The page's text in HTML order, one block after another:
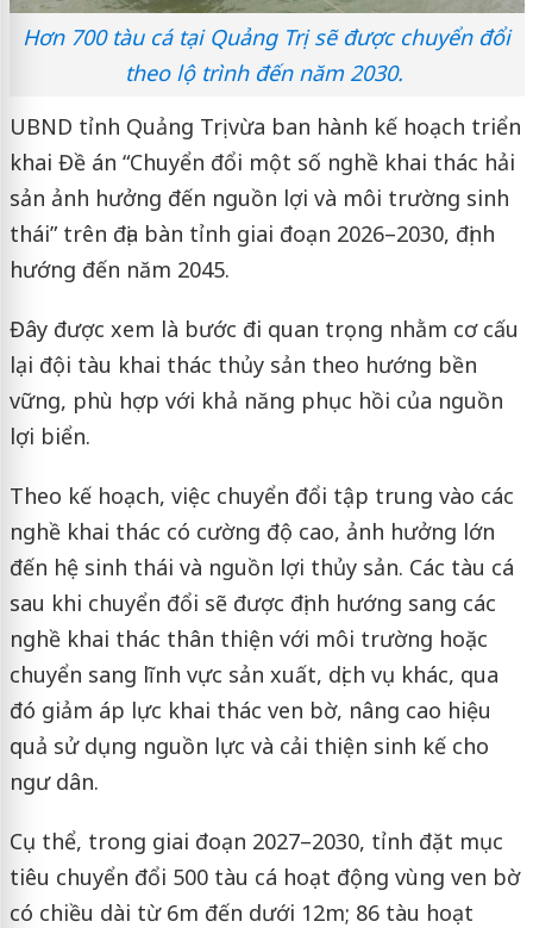
Hơn 700 tàu cá tại Quảng Trị sẽ được chuyển đổi
theo lộ trình đến năm 2030.
UBND tỉnh Quảng Trị vừa ban hành kế hoạch triển
khai Đề án “Chuyển đổi một số nghề khai thác hải
sản ảnh hưởng đến nguồn lợi và môi trường sinh
thái” trên địa bàn tỉnh giai đoạn 2026–2030, định
hướng đến năm 2045.
Đây được xem là bước đi quan trọng nhằm cơ cấu
lại đội tàu khai thác thủy sản theo hướng bền
vững, phù hợp với khả năng phục hồi của nguồn
lợi biển.
Theo kế hoạch, việc chuyển đổi tập trung vào các
nghề khai thác có cường độ cao, ảnh hưởng lớn
đến hệ sinh thái và nguồn lợi thủy sản. Các tàu cá
sau khi chuyển đổi sẽ được định hướng sang các
nghề khai thác thân thiện với môi trường hoặc
chuyển sang lĩnh vực sản xuất, dịch vụ khác, qua
đó giảm áp lực khai thác ven bờ, nâng cao hiệu
quả sử dụng nguồn lực và cải thiện sinh kế cho
ngư dân.
Cụ thể, trong giai đoạn 2027–2030, tỉnh đặt mục
tiêu chuyển đổi 500 tàu cá hoạt động vùng ven bờ
có chiều dài từ 6m đến dưới 12m; 86 tàu hoạt